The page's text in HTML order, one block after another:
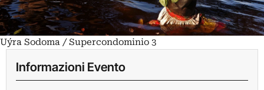
Uýra Sodoma / Supercondominio 3
Informazioni Evento